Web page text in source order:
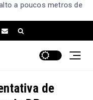
a poucos metros de
de